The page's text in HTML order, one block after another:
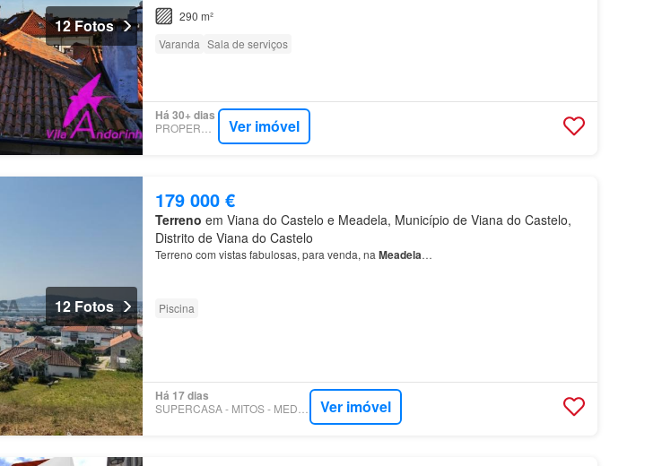
12 Fotos
290 m²
Varanda Sala de serviços
Há 30+ dias
Ver imóvel
12 Fotos
179 000 €
Terreno em Viana do Castelo e Meadela, Município de Viana do Castelo,
Distrito de Viana do Castelo
Terreno com vistas fabulosas, para venda, na Meadela…
Piscina
Há 17 dias
Ver imóvel